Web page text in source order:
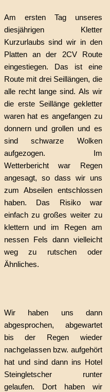
Am ersten Tag unseres
diesjährigen Kletter
Kurzurlaubs sind wir in den
Platten an der 2CV Route
eingestiegen. Das ist eine
Route mit drei Seillängen, die
alle recht lange sind. Als wir
die erste Seillänge gekletter
waren hat es angefangen zu
donnern und grollen und es
sind schwarze Wolken
aufgezogen. Im
Wetterbericht war Regen
angesagt, so dass wir uns
zum Abseilen entschlossen
haben. Das Risiko war
einfach zu großes weiter zu
klettern und im Regen am
nessen Fels dann vielleicht
weg zu rutschen oder
Ähnliches.
Wir haben uns dann
abgesprochen, abgewartet
bis der Regen wieder
nachgelassen bzw. aufgehört
hat und sind dann ins Hotel
Steingletscher runter
gelaufen. Dort haben wir